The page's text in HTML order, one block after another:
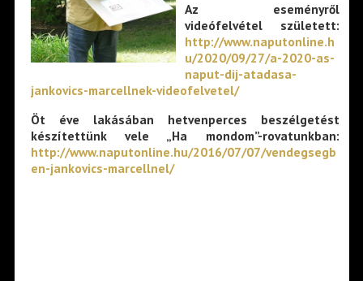
Az eseményről
videófelvétel született:
http://www.naputonline.h
u/2020/09/27/a-2020-as-
naput-dij-atadasa-
jankovics-marcellnek-videofelvetel/
Öt éve lakásában hetvenperces beszélgetést
készítettünk vele „Ha mondom”-rovatunkban:
http://www.naputonline.hu/2016/07/07/vendegsegb
en-jankovics-marcellnel/